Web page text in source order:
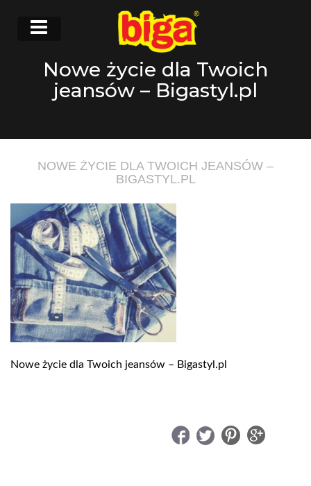
Nowe życie dla Twoich
jeansów – Bigastyl.pl
NOWE ŻYCIE DLA TWOICH JEANSÓW –
BIGASTYL.PL
Nowe życie dla Twoich jeansów – Bigastyl.pl